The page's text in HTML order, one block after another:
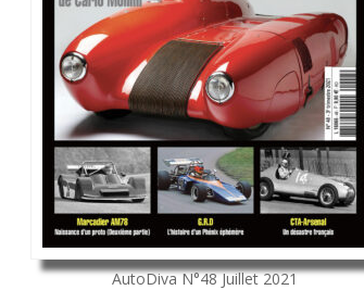
AutoDivaN°48Juillet 2021